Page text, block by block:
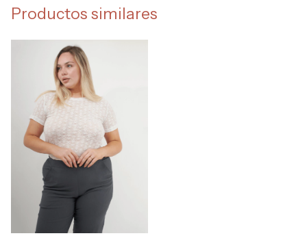
Productos similares